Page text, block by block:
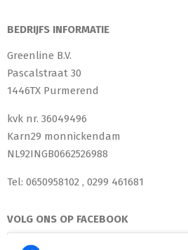
BEDRIJFS INFORMATIE
Greenline B.V.
Pascalstraat 30
1446TX Purmerend
kvk nr. 36049496
Karn29 monnickendam
NL92INGB0662526988
Tel: 0650958102 , 0299 461681
VOLG ONS OP FACEBOOK